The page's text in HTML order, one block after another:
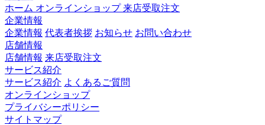
ホーム オンラインショップ来店受取注文
企業情報
企業情報 代表者挨拶 お知らせ お問い合わせ
店舗情報
店舗情報 来店受取注文
サービス紹介
サービス紹介 よくあるご質問
オンラインショップ
プライバシーポリシー
サイトマップ